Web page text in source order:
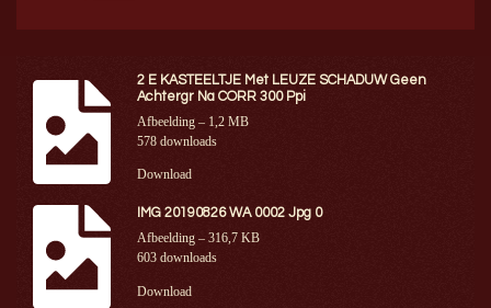
2 E KASTEELTJE Met LEUZE SCHADUW Geen
Achtergr Na CORR 300 Ppi
Afbeelding – 1,2 MB
578 downloads
Download
IMG 20190826 WA 0002 Jpg 0
Afbeelding – 316,7 KB
603 downloads
Download